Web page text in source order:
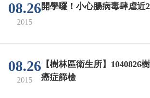
08.26
2015
開學囉！小心腸病毒肆虐近
08.26
2015
【樹林區衛生所】1040826
癌症篩檢